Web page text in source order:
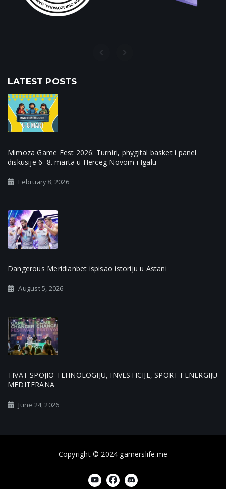
LATEST POSTS
Mimoza Game Fest 2026: Turniri, phygital basket i panel
diskusije 6–8. marta u Herceg Novom i Igalu
February 8, 2026
Dangerous Meridianbet ispisao istoriju u Astani
August 5, 2026
TIVAT SPOJIO TEHNOLOGIJU, INVESTICIJE, SPORT I ENERGIJU
MEDITERANA
June 24, 2026
Copyright © 2024 gamerslife.me